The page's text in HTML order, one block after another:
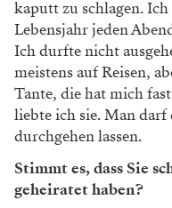
kaputt zu schlagen.
Lebensjahr jeden
Ich durfte nicht
meistens auf Reisen,
Tante, die hat mich
liebte ich sie. Man
durchgehen lassen.
Stimmt es, dass Sie
geheiratet haben?